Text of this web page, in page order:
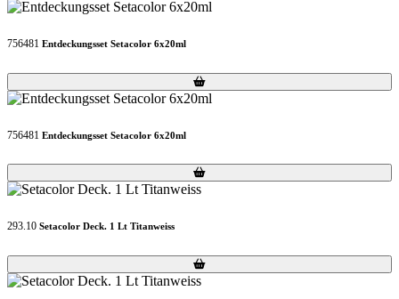
756481 Entdeckungsset Setacolor 6x20ml
Loading...
Loading...
756481 Entdeckungsset Setacolor 6x20ml
Loading...
Loading...
293.10 Setacolor Deck. 1 Lt Titanweiss
Loading...
Loading...